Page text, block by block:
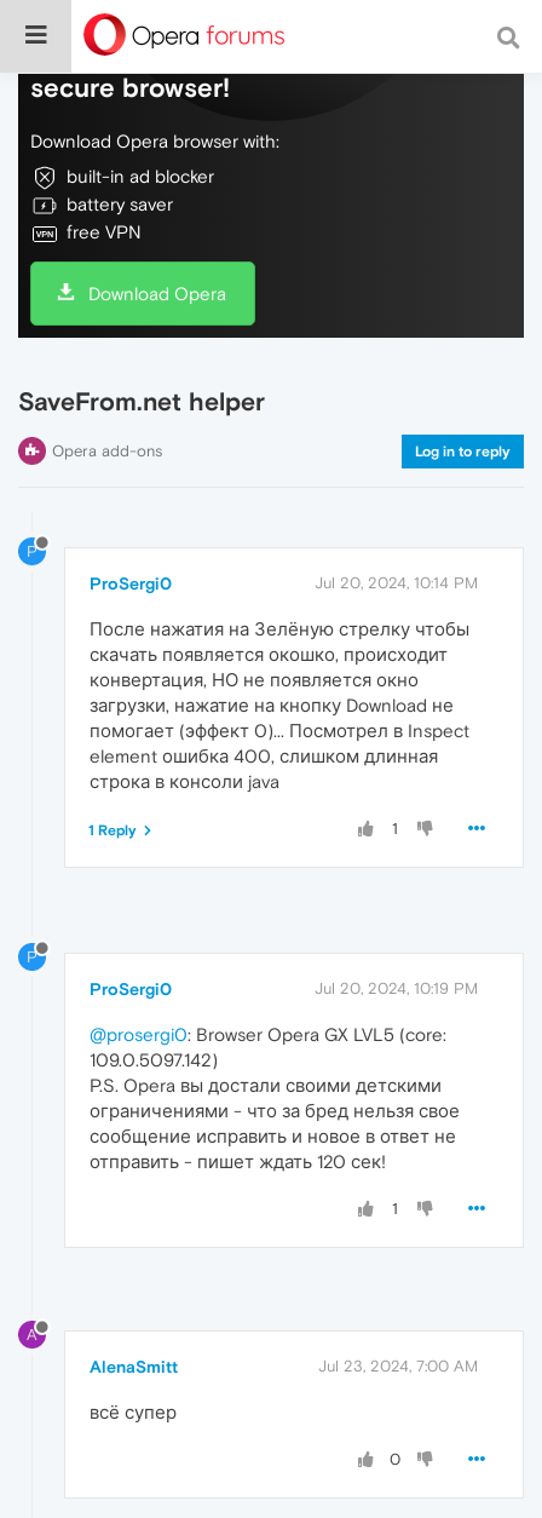
Do more on the web, with a fast and
secure browser!
Download Opera browser with:
built-in ad blocker
battery saver
free VPN
Download Opera
SaveFrom.net helper
Opera add-ons Log in to reply
P
ProSergi0 Jul 20, 2024, 10:14 PM
После нажатия на Зелёную стрелку чтобы
скачать появляется окошко, происходит
конвертация, НО не появляется окно
загрузки, нажатие на кнопку Download не
помогает (эффект 0)... Посмотрел в Inspect
element ошибка 400, слишком длинная
строка в консоли java
1
1 Reply
P
ProSergi0 Jul 20, 2024, 10:19 PM
@prosergi0: Browser Opera GX LVL5 (core:
109.0.5097.142)
P.S. Opera вы достали своими детскими
ограничениями - что за бред нельзя свое
сообщение исправить и новое в ответ не
отправить - пишет ждать 120 сек!
1
A
AlenaSmitt Jul 23, 2024, 7:00 AM
всё супер
0